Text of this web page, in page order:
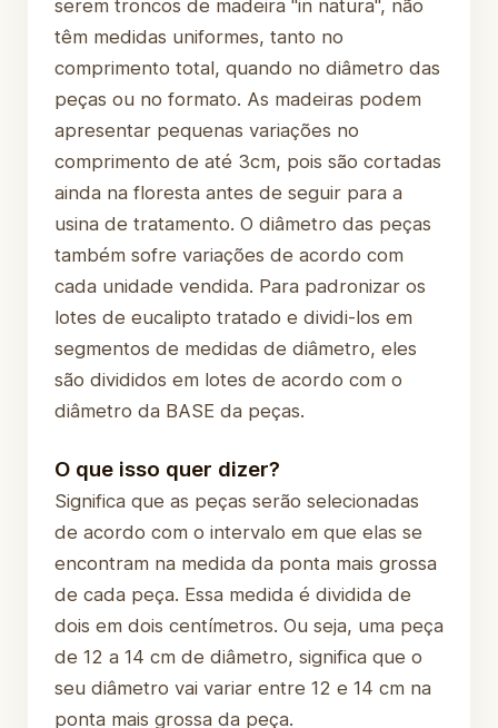
serem troncos de madeira "in natura", não
têm medidas uniformes, tanto no
comprimento total, quando no diâmetro das
peças ou no formato. As madeiras podem
apresentar pequenas variações no
comprimento de até 3cm, pois são cortadas
ainda na floresta antes de seguir para a
usina de tratamento. O diâmetro das peças
também sofre variações de acordo com
cada unidade vendida. Para padronizar os
lotes de eucalipto tratado e dividi-los em
segmentos de medidas de diâmetro, eles
são divididos em lotes de acordo com o
diâmetro da BASE da peças.
O que isso quer dizer?
Significa que as peças serão selecionadas
de acordo com o intervalo em que elas se
encontram na medida da ponta mais grossa
de cada peça. Essa medida é dividida de
dois em dois centímetros. Ou seja, uma peça
de 12 a 14 cm de diâmetro, significa que o
seu diâmetro vai variar entre 12 e 14 cm na
ponta mais grossa da peça.